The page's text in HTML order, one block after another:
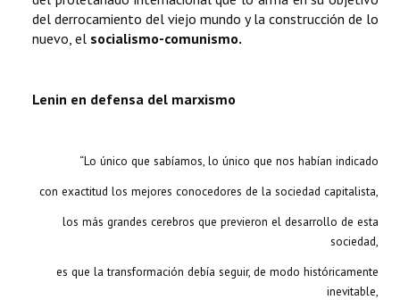
del derrocamiento del viejo mundo y la construcción de lo
nuevo, el socialismo-comunismo.
Lenin en defensa del marxismo
“Lo único que sabíamos, lo único que nos habían indicado
con exactitud los mejores conocedores de la sociedad capitalista,
los más grandes cerebros que previeron el desarrollo de esta
sociedad,
es que la transformación debía seguir, de modo históricamente
inevitable,